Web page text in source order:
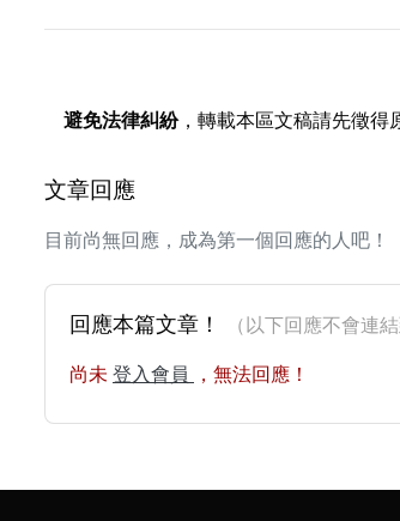
避免法律糾紛，轉載本區文稿請先徵得
文章回應
目前尚無回應，成為第一個回應的人吧！
回應本篇文章！ （以下回應不會連
尚未 登入會員 ，無法回應！